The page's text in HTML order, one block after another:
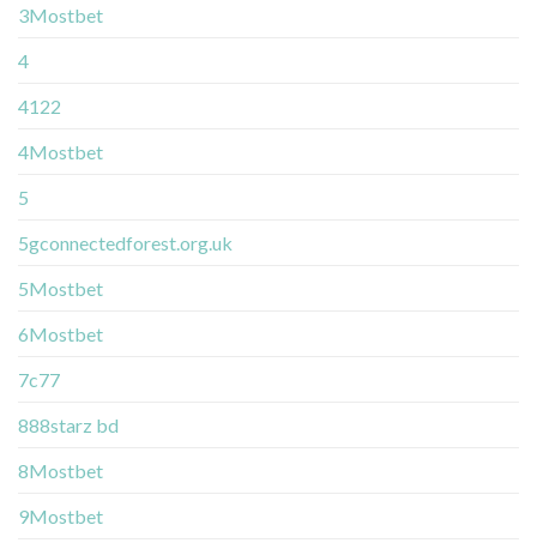
3Mostbet
4
4122
4Mostbet
5
5gconnectedforest.org.uk
5Mostbet
6Mostbet
7c77
888starz bd
8Mostbet
9Mostbet